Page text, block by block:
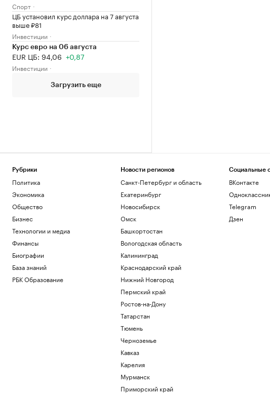
Спорт
ЦБ установил курс доллара на 7 августа
выше ₽81
Инвестиции
Курс евро на 06 августа
EUR ЦБ: 94,06 +0,87
Инвестиции
Загрузить еще
Рубрики
Политика
Экономика
Общество
Бизнес
Технологии и медиа
Финансы
Биографии
База знаний
РБК Образование
Новости регионов
Санкт-Петербург и область
Екатеринбург
Новосибирск
Омск
Башкортостан
Вологодская область
Калининград
Краснодарский край
Нижний Новгород
Пермский край
Ростов-на-Дону
Татарстан
Тюмень
Черноземье
Кавказ
Карелия
Мурманск
Приморский край
Социальные
ВКонтакте
Telegram
Дзен